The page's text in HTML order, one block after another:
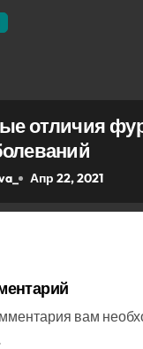
отличия
Апр 22, 2021
вам